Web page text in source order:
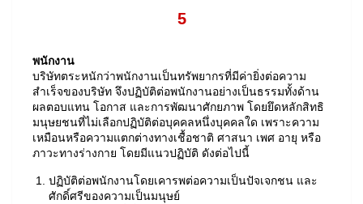
5
พนักงาน
บริษัทตระหนักว่าพนักงานเป็นทรัพยากรที่มีค่ายิ่งต่อความ
สำเร็จของบริษัท จึงปฏิบัติต่อพนักงานอย่างเป็นธรรมทั้งด้าน
ผลตอบแทน โอกาส และการพัฒนาศักยภาพ โดยยึดหลักสิทธิ
มนุษยชนที่ไม่เลือกปฏิบัติต่อบุคคลหนึ่งบุคคลใด เพราะความ
เหมือนหรือความแตกต่างทางเชื้อชาติ ศาสนา เพศ อายุ หรือ
ภาวะทางร่างกาย โดยมีแนวปฏิบัติ ดังต่อไปนี้
ปฏิบัติต่อพนักงานโดยเคารพต่อความเป็นปัจเจกชน และ
ศักดิ์ศรีของความเป็นมนุษย์